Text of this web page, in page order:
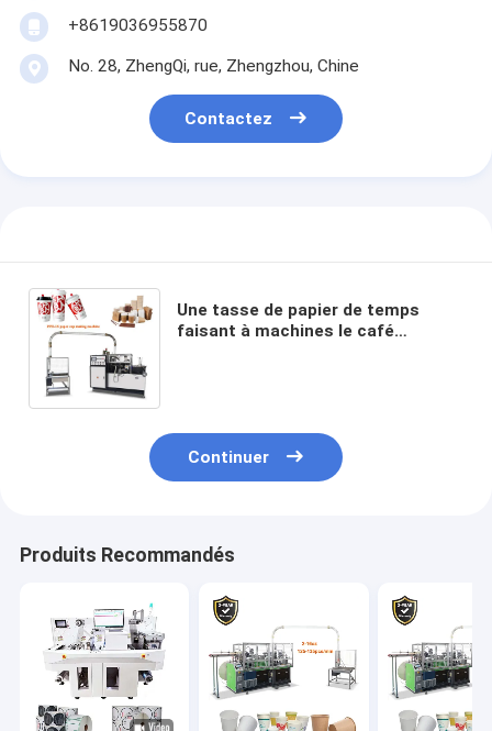
+8619036955870
No. 28, ZhengQi, rue, Zhengzhou, Chine
Contactez
Une tasse de papier de temps
faisant à machines le café
Continuer
Produits Recommandés